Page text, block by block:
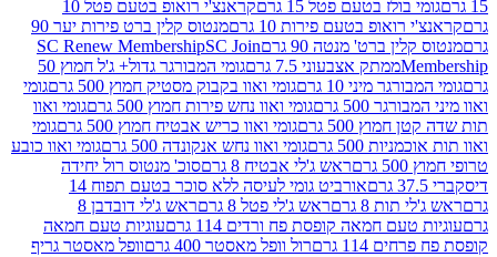
בולז בטעם פטל 15 גרם
קראנצ'י רואופ בטעם פטל 10
בטעם פירות 10 גרם
מנטוס קלין ברט פירות יער 90
ברט' מנטה 90 גרם
SC Renew MembershipSC Join
ממתק אצבעוני 7.5 גרם
גומי המבורגר גדול+ ג'ל חמוץ 50
מיני 10 גרם
גומי ואוו בקבוק מסטיק חמוץ 500 גרם
גומי
500 גרם
גומי ואוו נחש פירות חמוץ 500 גרם
גומי ואוו
500 גרם
גומי ואוו כריש אבטיח חמוץ 500 גרם
גומי
500 גרם
גומי ואוו נחש אנקונדה 500 גרם
גומי ואוו כובע
ראש ג'לי אבטיח 8 גרם
סוכ' מנטוס רול יחידה
אורביט גומי לעיסה ללא סוכר בטעם תפוח 14
8 גרם
ראש ג'לי פטל 8 גרם
ראש ג'לי דובדבן 8
חמאה קופסת פח ורדים 114 גרם
עוגיות טעם חמאה
114 גרם
רול וופל מאסטר 400 גרם
וופל מאסטר גריף